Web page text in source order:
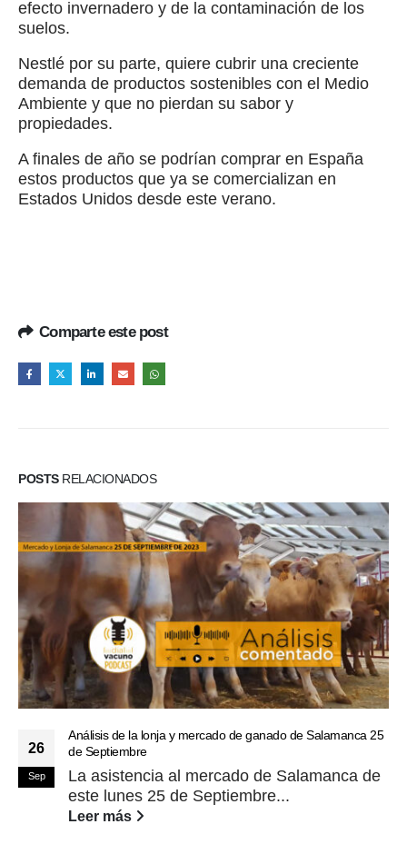
efecto invernadero y de la contaminación de los
suelos.
Nestlé por su parte, quiere cubrir una creciente
demanda de productos sostenibles con el Medio
Ambiente y que no pierdan su sabor y
propiedades.
A finales de año se podrían comprar en España
estos productos que ya se comercializan en
Estados Unidos desde este verano.
Comparte este post
POSTSRELACIONADOS
26
Sep
Análisis de la lonja y mercado de ganado de Salamanca 25
de Septiembre
La asistencia al mercado de Salamanca de
este lunes 25 de Septiembre...
Leer más